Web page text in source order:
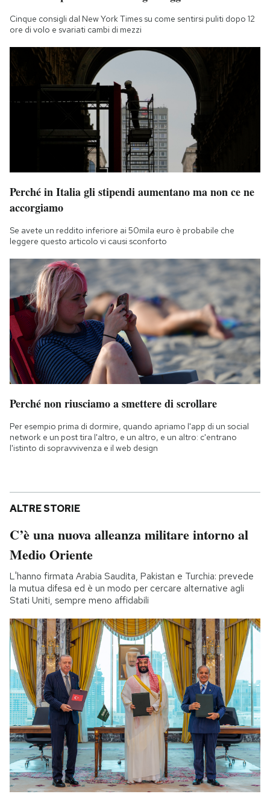
Cinque consigli dal New York Times su come sentirsi puliti dopo 12
ore di volo e svariati cambi di mezzi
Perché in Italia gli stipendi aumentano ma non ce ne
accorgiamo
Se avete un reddito inferiore ai 50mila euro è probabile che
leggere questo articolo vi causi sconforto
Perché non riusciamo a smettere di scrollare
Per esempio prima di dormire, quando apriamo l'app di un social
network e un post tira l'altro, e un altro, e un altro: c'entrano
l'istinto di sopravvivenza e il web design
ALTRE STORIE
C’è una nuova alleanza militare intorno al
Medio Oriente
L'hanno firmata Arabia Saudita, Pakistan e Turchia: prevede
la mutua difesa ed è un modo per cercare alternative agli
Stati Uniti, sempre meno affidabili